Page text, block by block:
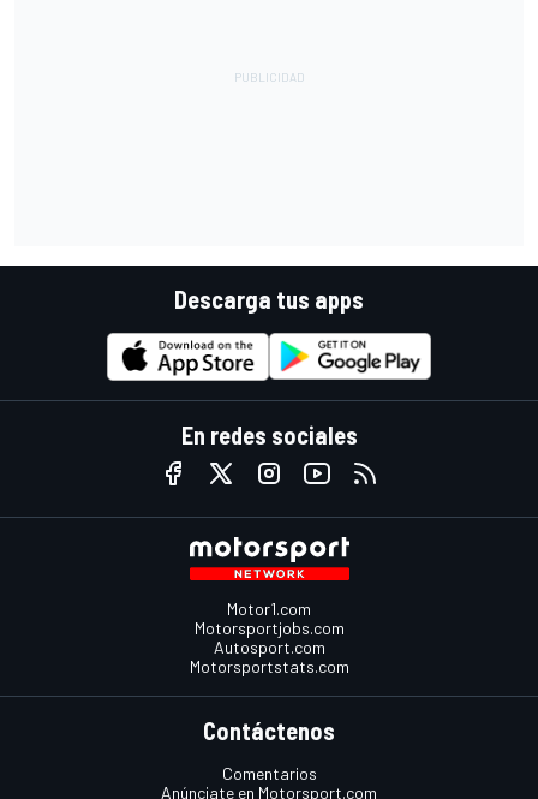
Descarga tus apps
En redes sociales
Motor1.com
Motorsportjobs.com
Autosport.com
Motorsportstats.com
Contáctenos
Comentarios
Anúnciate en Motorsport.com